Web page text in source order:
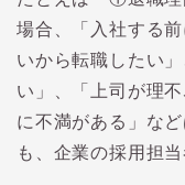
場合、「入社する
いから転職したい
い」、「上司が理
に不満がある」な
も、企業の採用担